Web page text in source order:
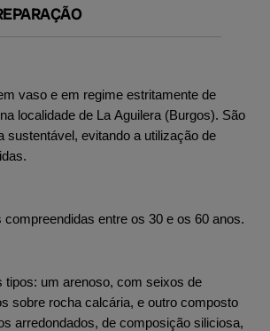
vaso e em regime estritamente de
localidade de La Aguilera (Burgos). São
sustentável, evitando a utilização de
entre os 30 e os 60 anos.
tipos: um arenoso, com seixos de
sobre rocha calcária, e outro composto
arredondados, de composição siliciosa,